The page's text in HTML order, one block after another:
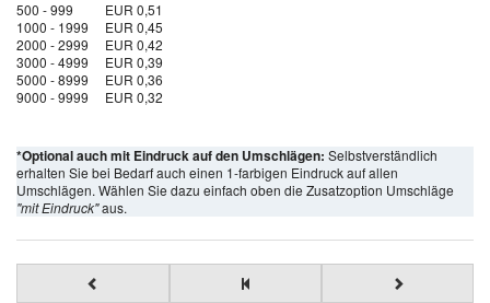
500 - 999
EUR 0,51
1000 - 1999
EUR 0,45
2000 - 2999
EUR 0,42
3000 - 4999
EUR 0,39
5000 - 8999
EUR 0,36
9000 - 9999
EUR 0,32
*Optional auch mit Eindruck auf den Umschlägen: Selbstverständlich
erhalten Sie bei Bedarf auch einen 1-farbigen Eindruck auf allen
Umschlägen. Wählen Sie dazu einfach oben die Zusatzoption Umschläge
"mit Eindruck"aus.